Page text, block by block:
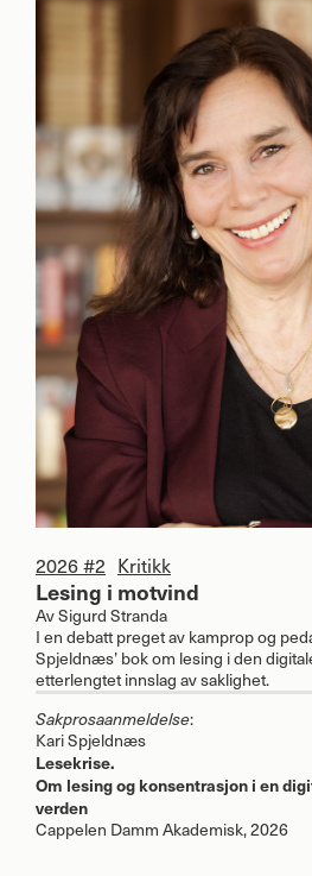
2026 #2 Kritikk
Lesing i motvind
AvSigurd Stranda
I en debatt preget av kamprop og
Spjeldnæs’ bok om lesing i den
etterlengtet innslag av saklighet.
Sakprosaanmeldelse:
Kari Spjeldnæs
Lesekrise.
Om lesing og konsentrasjon i en
verden
Cappelen Damm Akademisk, 2026